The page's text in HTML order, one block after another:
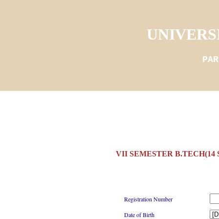
VII SEMESTER B.TECH(14
Registration Number
Date of Birth